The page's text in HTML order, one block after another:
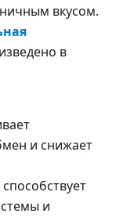
вкусом.
в
и снижает
способствует
и